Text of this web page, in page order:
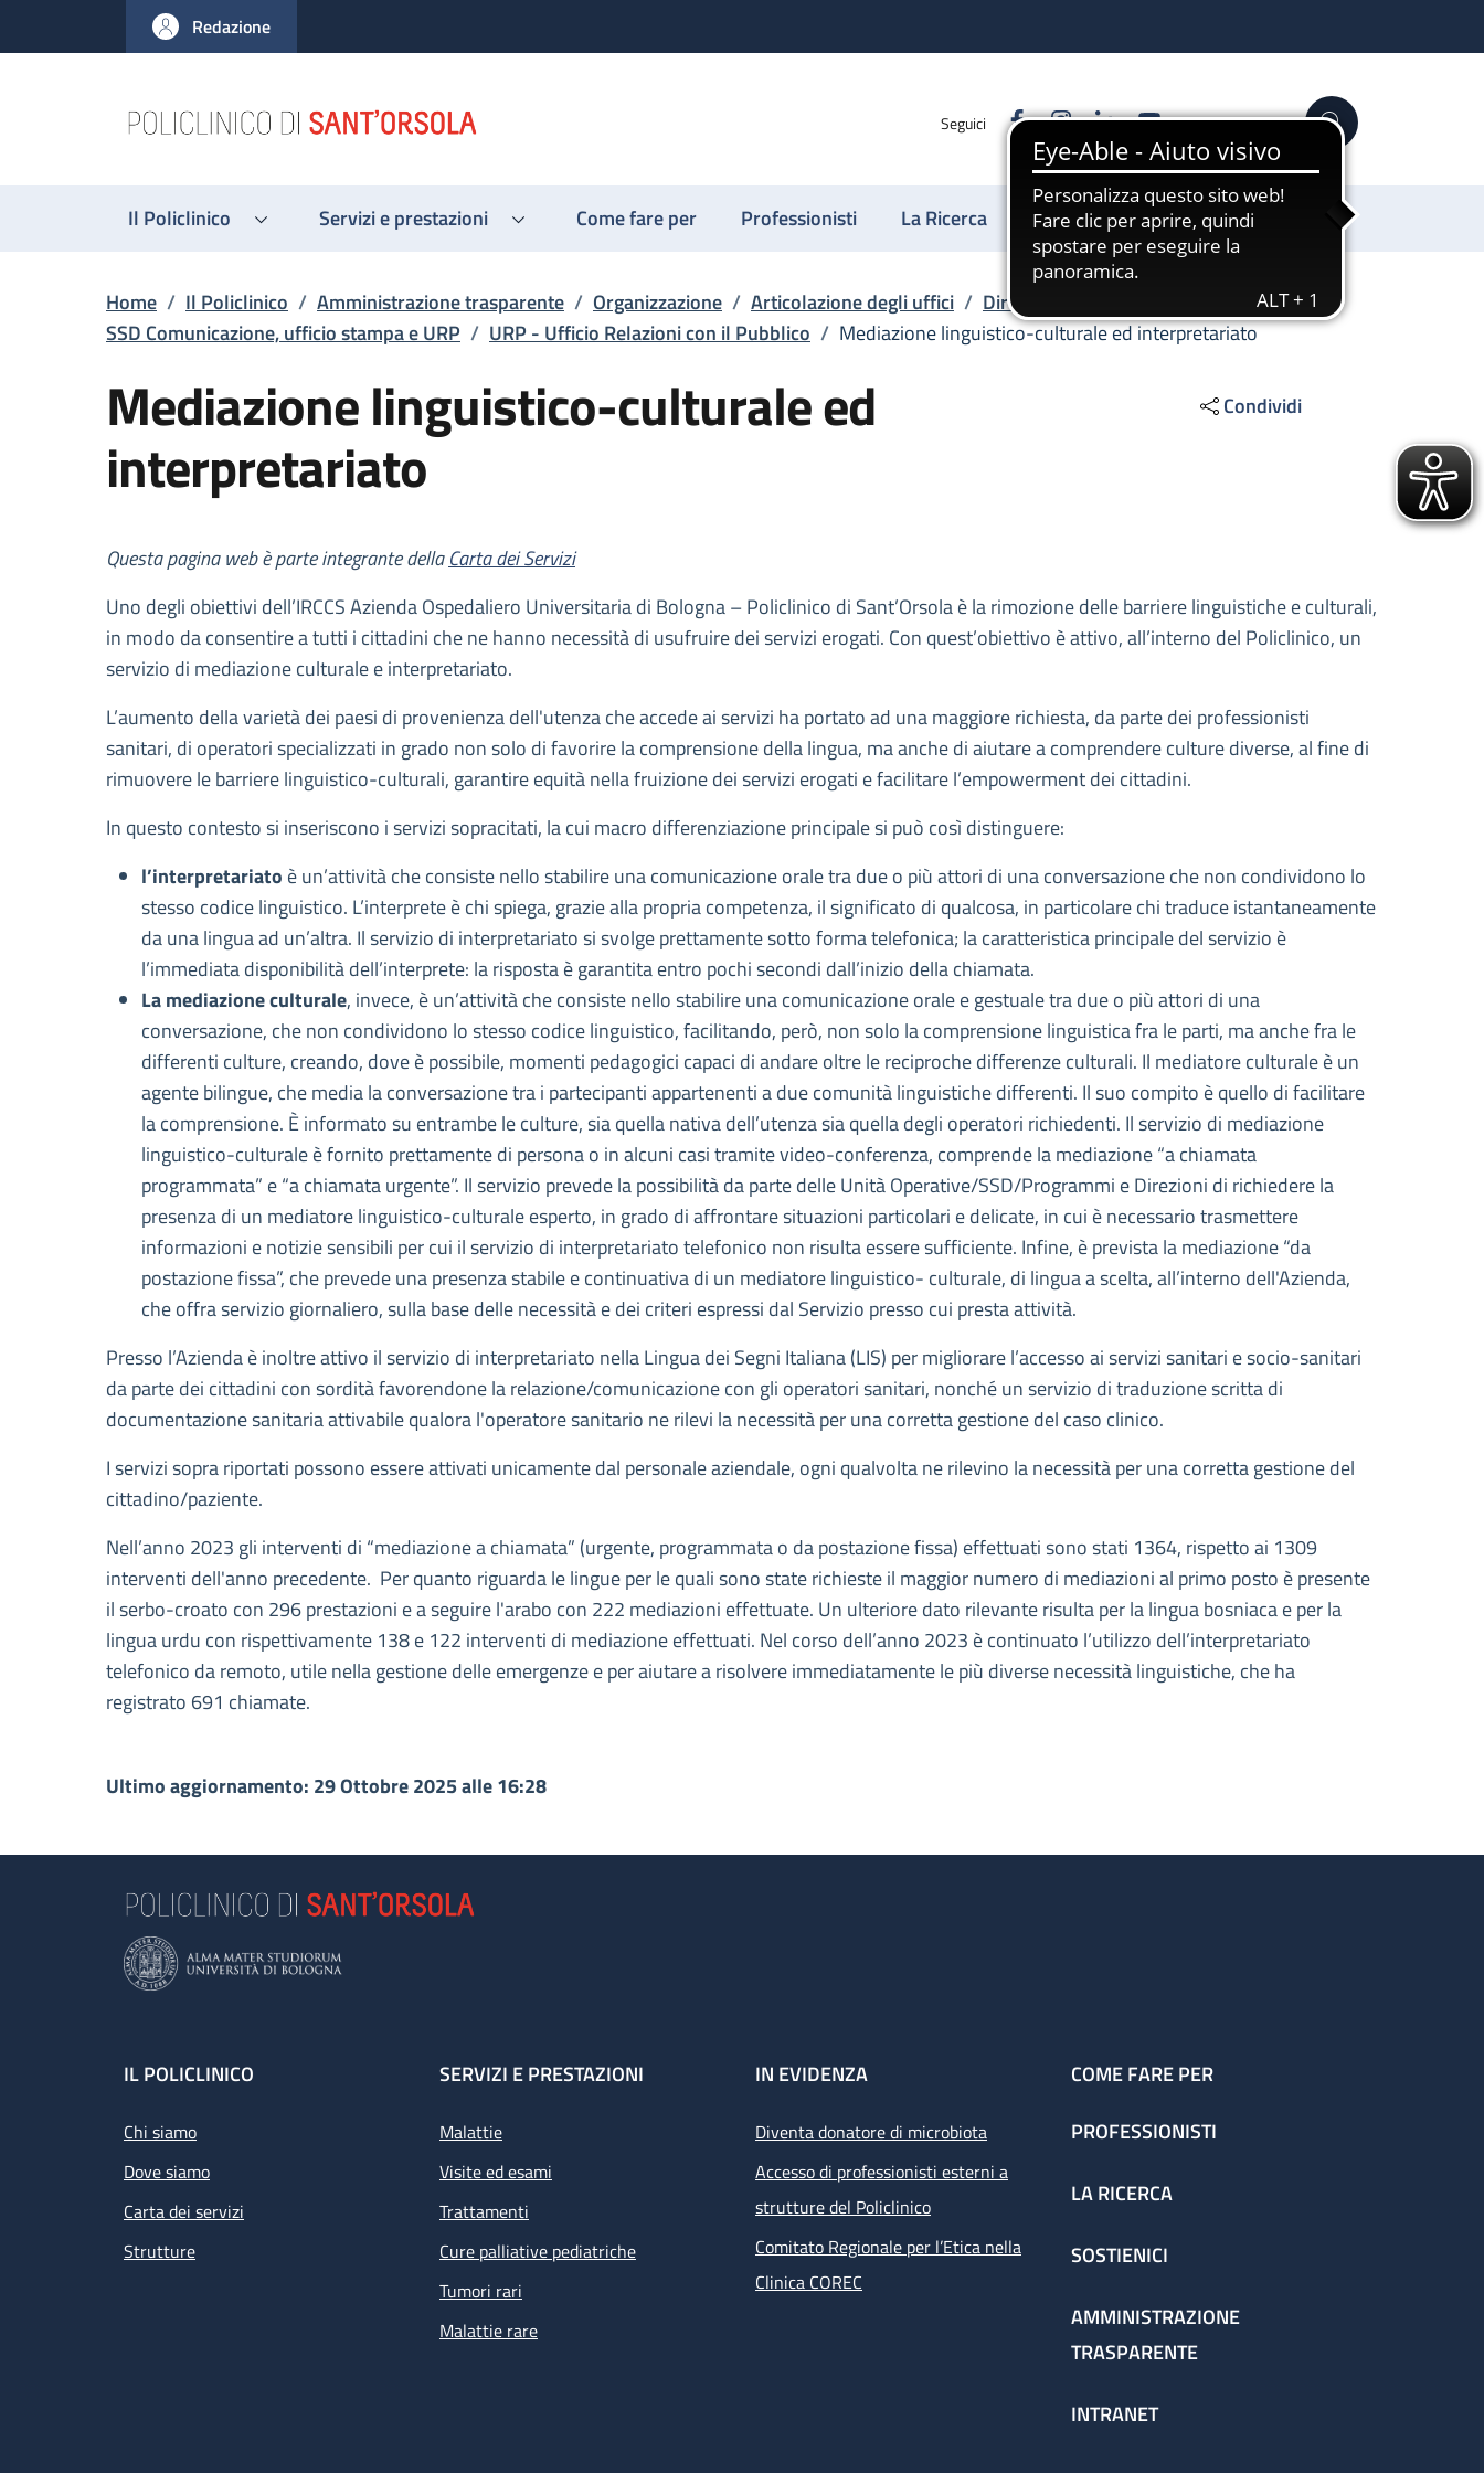
al contenuto principale
to footer content
Redazione
Seguici FacebookInstagram
LinkedinYouTube Cerca
Il Policlinico Servizi e prestazioni Come fare per Professionisti La Ricerca Sostienici
Briciole di pane
Home / Il Policlinico / Amministrazione trasparente / Organizzazione / Articolazione degli uffici / Direzione Generale
SSD Comunicazione, ufficio stampa e URP / URP - Ufficio Relazioni con il Pubblico / Mediazione linguistico-culturale ed interpretariato
Mediazione linguistico-culturale ed
interpretariato
Condividi
Descrizione
Questa pagina web è parte integrante dellaCarta dei Servizi
Uno degli obiettivi dell’IRCCS Azienda Ospedaliero Universitaria di Bologna – Policlinico di Sant’Orsola è la rimozione delle barriere linguistiche e culturali,
in modo da consentire a tutti i cittadini che ne hanno necessità di usufruire dei servizi erogati. Con quest’obiettivo è attivo, all’interno del Policlinico, un
servizio di mediazione culturale e interpretariato.
L’aumento della varietà dei paesi di provenienza dell'utenza che accede ai servizi ha portato ad una maggiore richiesta, da parte dei professionisti
sanitari, di operatori specializzati in grado non solo di favorire la comprensione della lingua, ma anche di aiutare a comprendere culture diverse, al fine di
rimuovere le barriere linguistico-culturali, garantire equità nella fruizione dei servizi erogati e facilitare l’empowerment dei cittadini.
In questo contesto si inseriscono i servizi sopracitati, la cui macro differenziazione principale si può così distinguere:
l’interpretariato è un’attività che consiste nello stabilire una comunicazione orale tra due o più attori di una conversazione che non condividono lo
stesso codice linguistico. L’interprete è chi spiega, grazie alla propria competenza, il significato di qualcosa, in particolare chi traduce istantaneamente
da una lingua ad un’altra. Il servizio di interpretariato si svolge prettamente sotto forma telefonica; la caratteristica principale del servizio è
l’immediata disponibilità dell’interprete: la risposta è garantita entro pochi secondi dall’inizio della chiamata.
La mediazione culturale, invece, è un’attività che consiste nello stabilire una comunicazione orale e gestuale tra due o più attori di una
conversazione, che non condividono lo stesso codice linguistico, facilitando, però, non solo la comprensione linguistica fra le parti, ma anche fra le
differenti culture, creando, dove è possibile, momenti pedagogici capaci di andare oltre le reciproche differenze culturali. Il mediatore culturale è un
agente bilingue, che media la conversazione tra i partecipanti appartenenti a due comunità linguistiche differenti. Il suo compito è quello di facilitare
la comprensione. È informato su entrambe le culture, sia quella nativa dell’utenza sia quella degli operatori richiedenti. Il servizio di mediazione
linguistico-culturale è fornito prettamente di persona o in alcuni casi tramite video-conferenza, comprende la mediazione “a chiamata
programmata” e “a chiamata urgente”. Il servizio prevede la possibilità da parte delle Unità Operative/SSD/Programmi e Direzioni di richiedere la
presenza di un mediatore linguistico-culturale esperto, in grado di affrontare situazioni particolari e delicate, in cui è necessario trasmettere
informazioni e notizie sensibili per cui il servizio di interpretariato telefonico non risulta essere sufficiente. Infine, è prevista la mediazione “da
postazione fissa”, che prevede una presenza stabile e continuativa di un mediatore linguistico- culturale, di lingua a scelta, all’interno dell'Azienda,
che offra servizio giornaliero, sulla base delle necessità e dei criteri espressi dal Servizio presso cui presta attività.
Presso l’Azienda è inoltre attivo il servizio di interpretariato nella Lingua dei Segni Italiana (LIS) per migliorare l’accesso ai servizi sanitari e socio-sanitari
da parte dei cittadini con sordità favorendone la relazione/comunicazione con gli operatori sanitari, nonché un servizio di traduzione scritta di
documentazione sanitaria attivabile qualora l'operatore sanitario ne rilevi la necessità per una corretta gestione del caso clinico.
I servizi sopra riportati possono essere attivati unicamente dal personale aziendale, ogni qualvolta ne rilevino la necessità per una corretta gestione del
cittadino/paziente.
Nell’anno 2023 gli interventi di “mediazione a chiamata” (urgente, programmata o da postazione fissa) effettuati sono stati 1364, rispetto ai 1309
interventi dell'anno precedente. Per quanto riguarda le lingue per le quali sono state richieste il maggior numero di mediazioni al primo posto è presente
il serbo-croato con 296 prestazioni e a seguire l'arabo con 222 mediazioni effettuate. Un ulteriore dato rilevante risulta per la lingua bosniaca e per la
lingua urdu con rispettivamente 138 e 122 interventi di mediazione effettuati. Nel corso dell’anno 2023 è continuato l’utilizzo dell’interpretariato
telefonico da remoto, utile nella gestione delle emergenze e per aiutare a risolvere immediatamente le più diverse necessità linguistiche, che ha
registrato 691 chiamate.
Ultimo aggiornamento: 29 Ottobre 2025 alle 16:28
Footer
IL POLICLINICO
Chi siamo
Dove siamo
Carta dei servizi
Strutture
SERVIZI E PRESTAZIONI
Malattie
Visite ed esami
Trattamenti
Cure palliative pediatriche
Tumori rari
Malattie rare
IN EVIDENZA
Diventa donatore di microbiota
Accesso di professionisti esterni a
strutture del Policlinico
Comitato Regionale per l’Etica nella
Clinica COREC
COME FARE PER
PROFESSIONISTI
LA RICERCA
SOSTIENICI
AMMINISTRAZIONE
TRASPARENTE
INTRANET